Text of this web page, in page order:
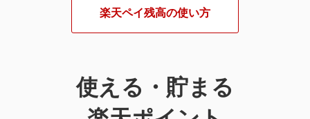
楽天ペイ残高の使い方
使える・貯まる